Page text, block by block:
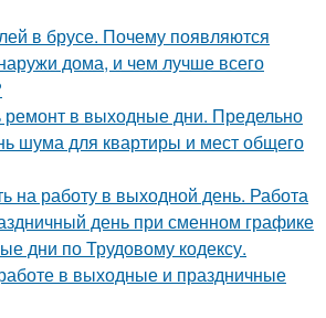
в брусе. Почему появляются
дома, и чем лучше всего
в выходные дни. Предельно
шума для квартиры и мест общего
на работу в выходной день. Работа
день при сменном графике
дни по Трудовому кодексу.
в выходные и праздничные